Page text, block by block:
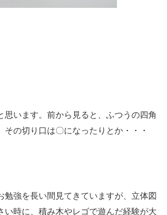
思います。前から見ると、ふつうの四角
の切り口は〇になったりとか・・・
勉強を長い間見てきていますが、立体図
い時に、積み木やレゴで遊んだ経験が大